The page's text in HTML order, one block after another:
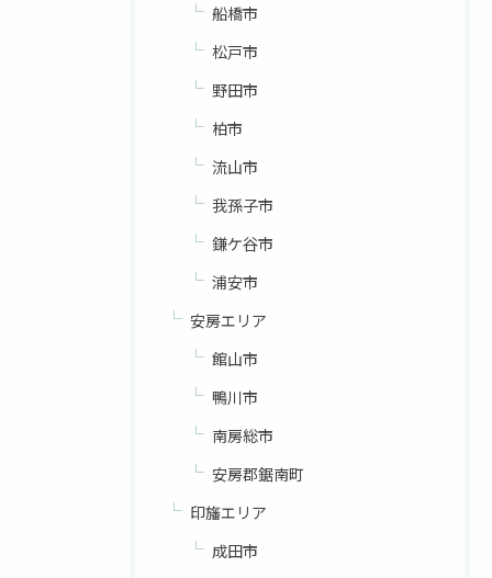
船橋市
松戸市
野田市
柏市
流山市
我孫子市
鎌ケ谷市
浦安市
安房エリア
館山市
鴨川市
南房総市
安房郡鋸南町
印旛エリア
成田市